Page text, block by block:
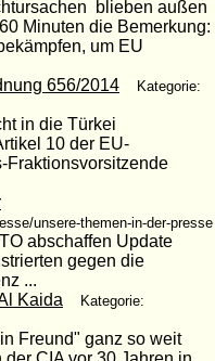
blieben außen
Minuten die Bemerkung:
um EU
656/2014
Kategorie:
in die Türkei
10 der EU-
Fraktionsvorsitzende
unsere-themen-in-der-presse
abschaffen Update
gegen die
...
Kaida
Kategorie:
Freund" ganz so weit